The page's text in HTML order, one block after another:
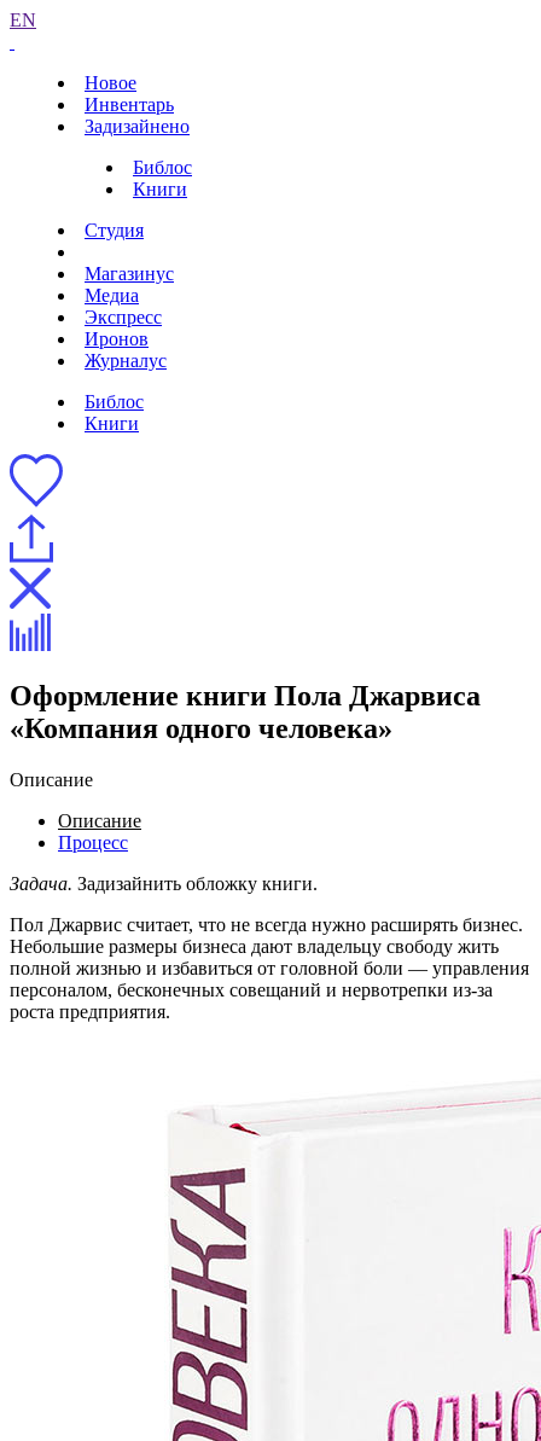
EN
Новое
Инвентарь
Задизайнено
Библос
Книги
Студия
Магазинус
Медиа
Экспресс
Иронов
Журналус
Библос
Книги
Оформление книги Пола Джарвиса
«Компания одного человека»
Описание
Описание
Процесс
Задача. Задизайнить обложку книги.
Пол Джарвис считает, что не всегда нужно расширять бизнес.
Небольшие размеры бизнеса дают владельцу свободу жить
полной жизнью и избавиться от головной боли — управления
персоналом, бесконечных совещаний и нервотрепки из-за
роста предприятия.